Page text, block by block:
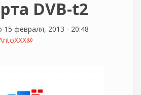
DVB-t2
15 февраля, 2013 - 20:48